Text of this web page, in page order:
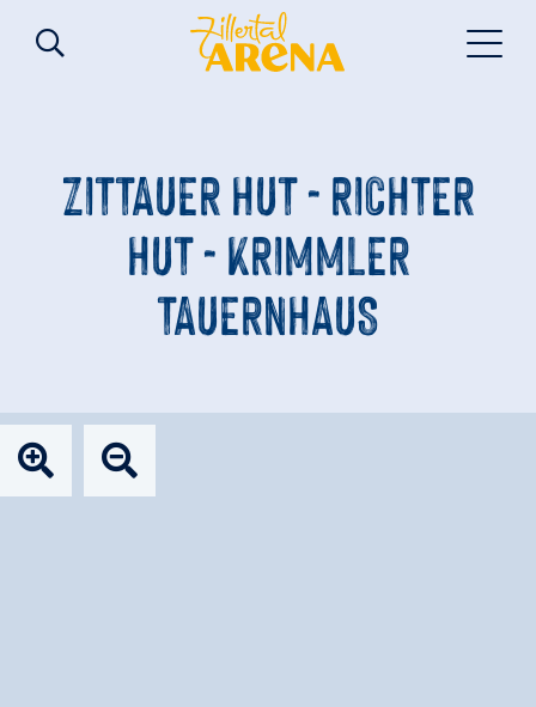
ZITTAUER HUT - RICHTER
HUT - KRIMMLER
TAUERNHAUS